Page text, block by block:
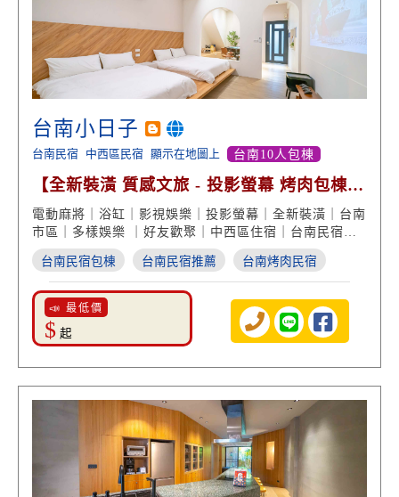
台南小日子
台南民宿 中西區民宿 顯示在地圖上 台南10人包棟
【全新裝潢 質感文旅 - 投影螢幕 烤肉包棟
泡澡享受】
電動麻將｜浴缸｜影視娛樂｜投影螢幕｜全新裝潢｜台南
市區｜多樣娛樂 ｜好友歡聚｜中西區住宿｜台南民宿推
薦
台南民宿包棟 台南民宿推薦 台南烤肉民宿
📣 最低價
$ 起